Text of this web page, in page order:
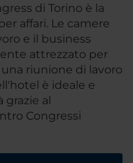
di Torino è la
affari. Le camere
e il business
attrezzato per
riunione di lavoro
è ideale e
grazie al
Congressi